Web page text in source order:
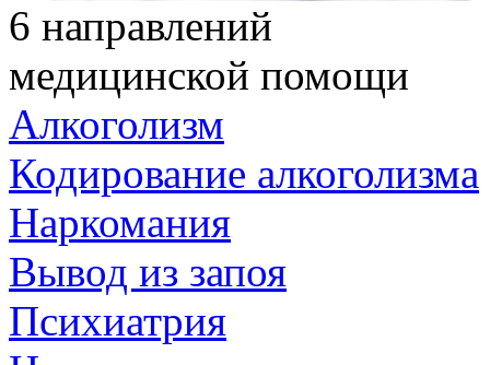
6 направлений
медицинской помощи
Алкоголизм
Кодирование алкоголизма
Наркомания
Вывод из запоя
Психиатрия